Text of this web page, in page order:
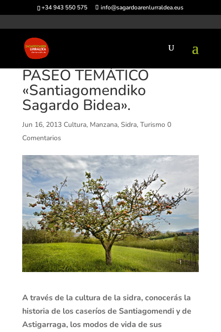
+34 943 550 575 info@sagardoarenlurraldea.eus
PASEO TEMÁTICO
«Santiagomendiko
Sagardo Bidea».
Jun 16, 2013 Cultura, Manzana, Sidra, Turismo 0
Comentarios
A través de la cultura de la sidra, conocerás la
historia de los caseríos de Santiagomendi y de
Astigarraga, los modos de vida de sus